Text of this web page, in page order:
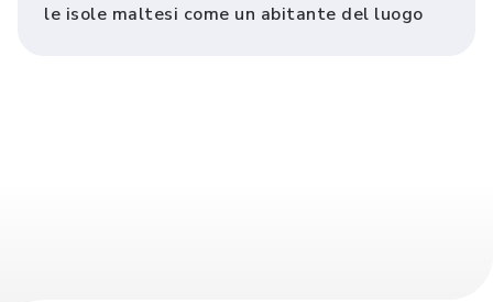
le isole maltesi come un abitante del luogo